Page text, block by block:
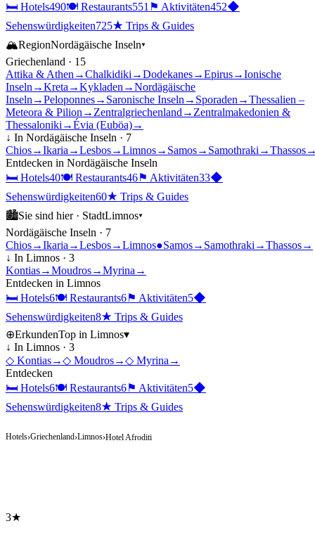
🛏 Hotels490🍽 Restaurants551 ⚑ Aktivitäten452◆
Sehenswürdigkeiten725★ Trips & Guides
🏔RegionNordägäische Inseln▾
Griechenland · 15
Attika & Athen →Chalkidiki →Dodekanes→Epirus→Ionische
Inseln →Kreta →Kykladen →Nordägäische
Inseln →Peloponnes→ Saronische Inseln → Sporaden →Thessalien –
Meteora & Pilion → Zentralgriechenland → Zentralmakedonien &
Thessaloniki →Évia (Euböa)→
↓ In Nordägäische Inseln · 7
Chios→Ikaria →Lesbos→Limnos→ Samos→ Samothraki →Thassos
Entdecken in Nordägäische Inseln
🛏 Hotels40🍽 Restaurants46⚑ Aktivitäten33◆
Sehenswürdigkeiten60★ Trips & Guides
🏙Sie sind hier · StadtLimnos▾
Nordägäische Inseln · 7
Chios→Ikaria →Lesbos→Limnos●Samos→ Samothraki →Thassos→
↓ In Limnos · 3
Kontias→Moudros→Myrina →
Entdecken in Limnos
🛏 Hotels6🍽 Restaurants6⚑ Aktivitäten5◆
Sehenswürdigkeiten8★ Trips & Guides
⊕ErkundenTop in Limnos▾
↓ In Limnos · 3
◇ Kontias→◇ Moudros→◇ Myrina →
Entdecken
🛏 Hotels6🍽 Restaurants6⚑ Aktivitäten5◆
Sehenswürdigkeiten8★ Trips & Guides
Hotels›Griechenland›Limnos›Hotel Afroditi
3★